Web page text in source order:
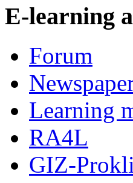
E-learning
Forum
Learning
RA4L
GIZ-